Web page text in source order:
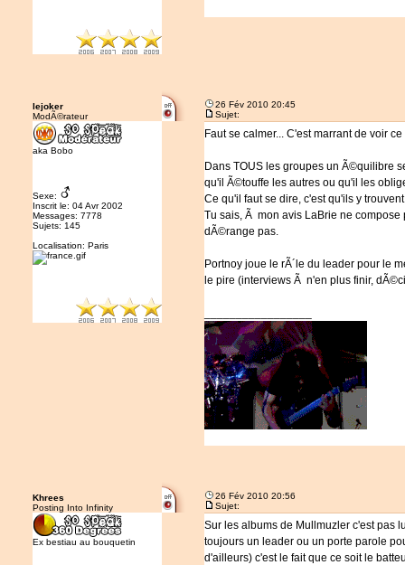
lejoker
ModÃ©rateur
aka Bobo
Sexe:
Inscrit le: 04 Avr 2002
Messages: 7778
Sujets: 145
Localisation: Paris
26 Fév 2010 20:45
Sujet:
Faut se calmer... C'est marrant de voir
Dans TOUS les groupes un Ã©quilibre
qu'il Ã©touffe les autres ou qu'il les
Ce qu'il faut se dire, c'est qu'ils y
Tu sais, Ã mon avis LaBrie ne compose
dÃ©range pas.
Portnoy joue le rÃ´le du leader pour le
le pire (interviews Ã n'en plus finir,
Khrees
Posting Into Infinity
Ex bestiau au bouquetin
26 Fév 2010 20:56
Sujet:
Sur les albums de Mullmuzler c'est pas
toujours un leader ou un porte parole
d'ailleurs) c'est le fait que ce soit le